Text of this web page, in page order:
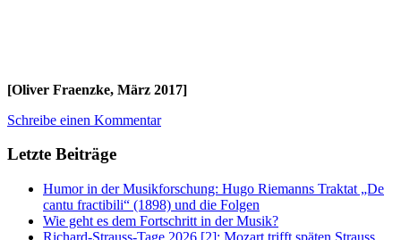
[Oliver Fraenzke, März 2017]
Schreibe einen Kommentar
Letzte Beiträge
Humor in der Musikforschung: Hugo Riemanns Traktat „De
cantu fractibili“ (1898) und die Folgen
Wie geht es dem Fortschritt in der Musik?
Richard-Strauss-Tage 2026 [2]: Mozart trifft späten Strauss,